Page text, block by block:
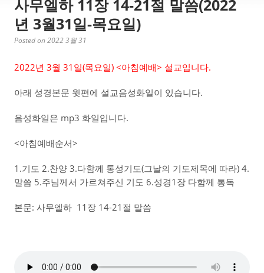
사무엘하 11장 14-21절 말씀(2022
년 3월31일-목요일)
Posted on 2022 3월 31
2022년 3월 31일(목요일) <아침예배> 설교입니다.
아래 성경본문 윗편에 설교음성화일이 있습니다.
음성화일은 mp3 화일입니다.
<아침예배순서>
1.기도 2.찬양 3.다함께 통성기도(그날의 기도제목에 따라) 4.
말씀 5.주님께서 가르쳐주신 기도 6.성경1장 다함께 통독
본문: 사무엘하 11장 14-21절 말씀